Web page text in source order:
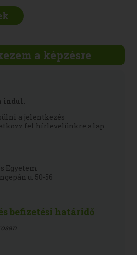
a képzésre
indul.
a jelentkezés
fel hírlevelünkre a lap
Egyetem
u. 50-56
befizetési határidő